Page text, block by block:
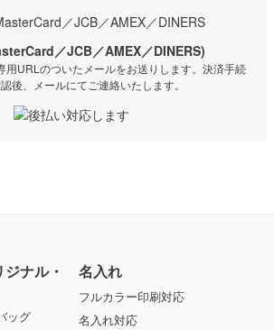
／JCB／AMEX／DINERS)
用URLのついたメールをお送りします。決済手続
後、メールにてご連絡いたします。
ナル・
ッグ
名入れ
フルカラー印刷対応
名入れ対応